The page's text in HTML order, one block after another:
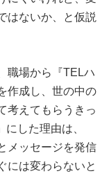
はないか、と仮説
職場から『TELハ
作成し、世の中の
考えてもらうきっ
した理由は、
メッセージを発信
には変わらないと